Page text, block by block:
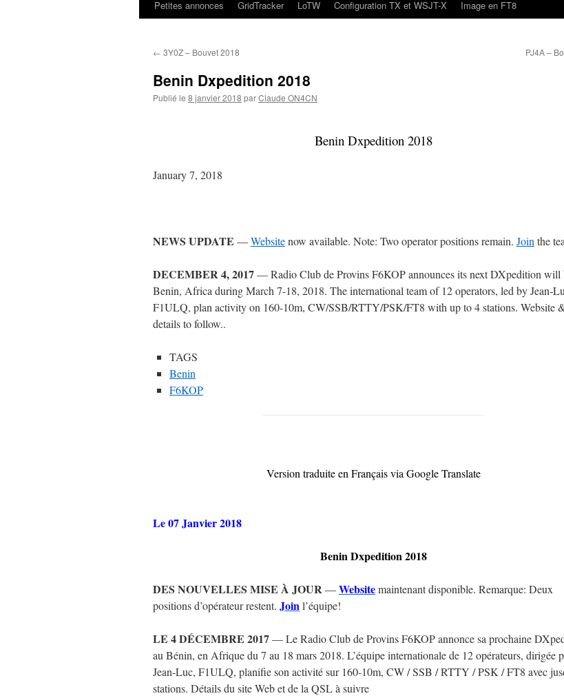
Petites annonces
GridTracker LoTW Configuration TX et WSJT-X Image en FT8
← 3Y0Z – Bouvet 2018 PJ4A –
Benin Dxpedition 2018
Publié le 8 janvier 2018 parClaude ON4CN
Benin Dxpedition 2018
January 7, 2018
NEWS UPDATE —Websitenow available. Note: Two operator positions remain. Join the
DECEMBER 4, 2017— Radio Club de Provins F6KOP announces its next DXpedition will
Benin, Africa during March 7-18, 2018. The international team of 12 operators, led by Jean-
F1ULQ, plan activity on 160-10m, CW/SSB/RTTY/PSK/FT8 with up to 4 stations. Website
details to follow..
TAGS
Benin
F6KOP
Version traduite en Français via Google Translate
Le 07 Janvier 2018
Benin Dxpedition 2018
DES NOUVELLES MISE À JOUR—Websitemaintenant disponible. Remarque: Deux
positions d’opérateur restent. Joinl’équipe!
LE 4 DÉCEMBRE 2017— Le Radio Club de Provins F6KOP annonce sa prochaine
au Bénin, en Afrique du 7 au 18 mars 2018. L’équipe internationale de 12 opérateurs, dirigée
Jean-Luc, F1ULQ, planifie son activité sur 160-10m, CW / SSB / RTTY / PSK / FT8 avec
stations. Détails du site Web et de la QSL à suivre